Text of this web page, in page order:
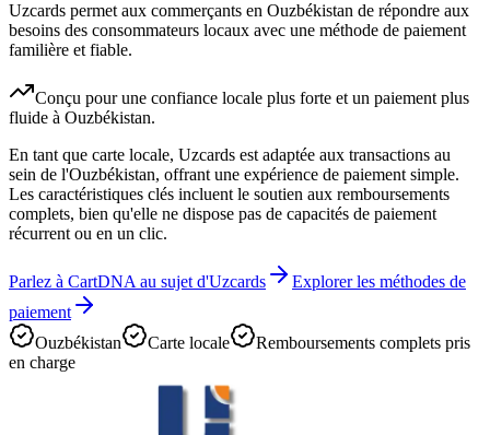
Uzcards permet aux commerçants en Ouzbékistan de répondre aux
besoins des consommateurs locaux avec une méthode de paiement
familière et fiable.
Conçu pour une confiance locale plus forte et un paiement plus
fluide à Ouzbékistan.
En tant que carte locale, Uzcards est adaptée aux transactions au
sein de l'Ouzbékistan, offrant une expérience de paiement simple.
Les caractéristiques clés incluent le soutien aux remboursements
complets, bien qu'elle ne dispose pas de capacités de paiement
récurrent ou en un clic.
Parlez à CartDNA au sujet d'Uzcards
Explorer les méthodes de
paiement
Ouzbékistan
Carte locale
Remboursements complets pris
en charge